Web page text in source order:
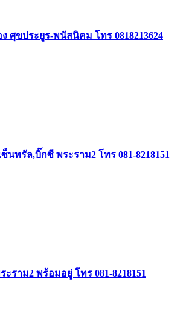
ศุขประยูร-พนัสนิคม โทร 0818213624
ทรัล,บิ๊กซี พระราม2 โทร 081-8218151
าม2 พร้อมอยู่ โทร 081-8218151